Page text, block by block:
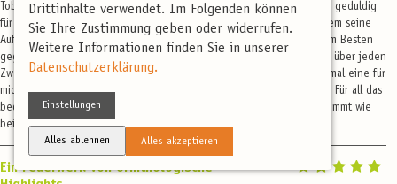
Drittinhalte verwendet. Im Folgenden können
Sie Ihre Zustimmung geben oder widerrufen.
Weitere Informationen finden Sie in unserer
Datenschutzerklärung.
Einstellungen
Alles ablehnen Alles akzeptieren
Tobias ist ein toller Reiseleiter, wunderbar kompetent und hat extrem geduldig
für „ornithologische Ordnung“ in unseren Köpfen gesorgt. Er hat jedem seine
Aufmerksamkeit geschenkt, abends auch noch wirklich gute Witze zum Besten
gegeben und tolle Stories von seinen Reisen erzählt. fachlich war er über jeden
Zweifel erhaben und ist ein sehr guter Landeskenner. Wenn es nochmal eine für
mich interessante Reise mit ihm gibt, bin ich sofort wieder mit dabei. Für all das
bedanke ich mich ganz herzlich, denn wenn etwas so von Herzen kommt wie
bei ihm, bleibt all das Erlebte im Gedächtnis!
Ein Feuerwerk von ornithologische